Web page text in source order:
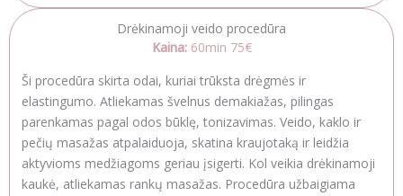
Drėkinamoji veido procedūra
Kaina: 60min 75€
Ši procedūra skirta odai, kuriai trūksta drėgmės ir
elastingumo. Atliekamas švelnus demakiažas, pilingas
parenkamas pagal odos būklę, tonizavimas. Veido, kaklo ir
pečių masažas atpalaiduoja, skatina kraujotaką ir leidžia
aktyvioms medžiagoms geriau įsigerti. Kol veikia drėkinamoji
kaukė, atliekamas rankų masažas. Procedūra užbaigiama